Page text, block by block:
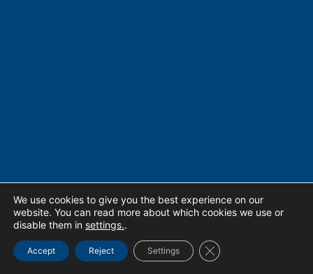
We use cookies to give you the best experience on our
website. You can read more about which cookies we use or
disable them in settings..
Accept Reject Settings Close GDPR Cookie